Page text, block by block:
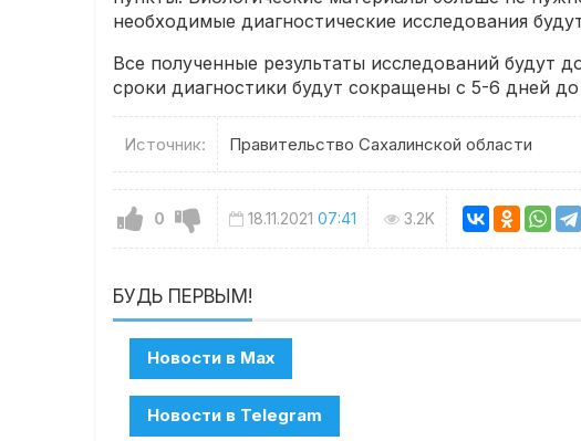
необходимые диагностические исследования
Все полученные результаты исследований будут
сроки диагностики будут сокращены с 5-6 дней
Источник: Правительство Сахалинской области
0 18.11.2021 07:41 3.2K
БУДЬ ПЕРВЫМ!